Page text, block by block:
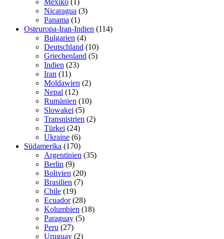
Nicaragua (3)
Panama (1)
Osteuropa-Iran-Indien (114)
Bulgarien (4)
Deutschland (10)
Griechenland (5)
Indien (23)
Iran (11)
Moldawien (2)
Nepal (12)
Rumänien (10)
Slowakei (5)
Transnistrien (2)
Türkei (24)
Ukraine (6)
Südamerika (170)
Argentinien (35)
Berlin (9)
Bolivien (20)
Brasilien (7)
Chile (19)
Ecuador(28)
Kolumbien (18)
Paraguay (5)
Peru (27)
Uruguay (2)